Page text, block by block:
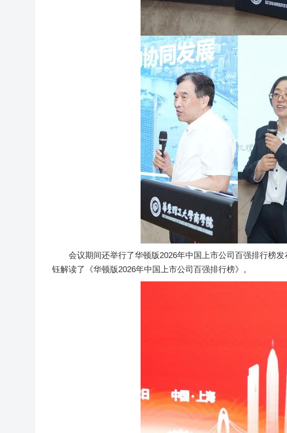
会议期间还举行了华顿版2026年中国上市公司百强排行榜
钰解读了《华顿版2026年中国上市公司百强排行榜》。